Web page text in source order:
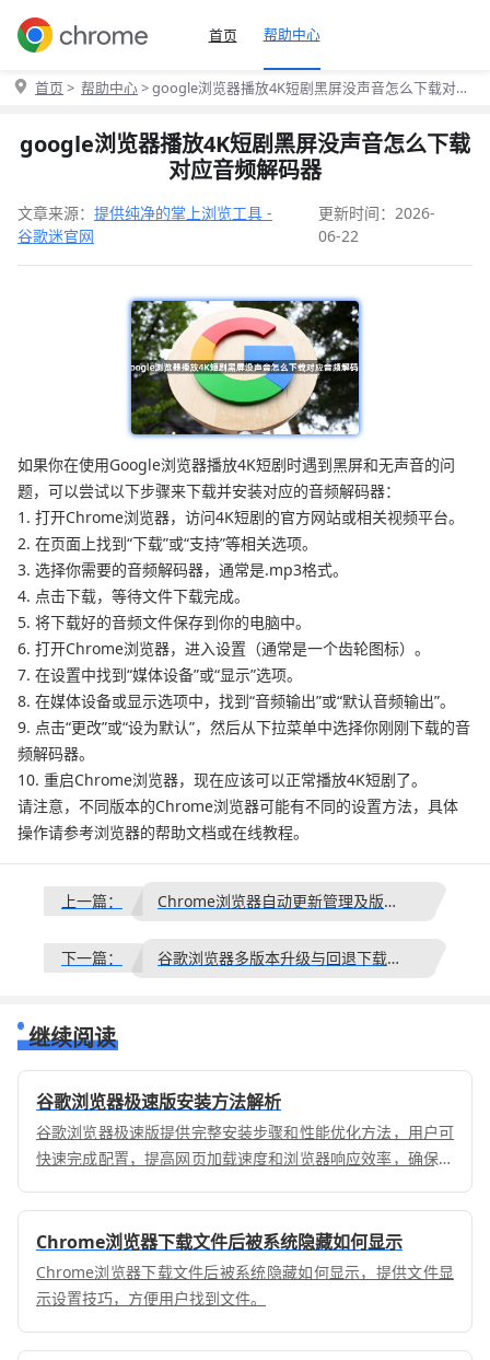
首页 帮助中心
首页 > 帮助中心> google浏览器播放4K短剧黑屏没声音怎么下载对应
google浏览器播放4K短剧黑屏没声音怎么下载
对应音频解码器
文章来源： 提供纯净的掌上浏览工具 -
谷歌迷官网
更新时间：2026-
06-22
如果你在使用Google浏览器播放4K短剧时遇到黑屏和无声音的问
题，可以尝试以下步骤来下载并安装对应的音频解码器：
1. 打开Chrome浏览器，访问4K短剧的官方网站或相关视频平台。
2. 在页面上找到“下载”或“支持”等相关选项。
3. 选择你需要的音频解码器，通常是.mp3格式。
4. 点击下载，等待文件下载完成。
5. 将下载好的音频文件保存到你的电脑中。
6. 打开Chrome浏览器，进入设置（通常是一个齿轮图标）。
7. 在设置中找到“媒体设备”或“显示”选项。
8. 在媒体设备或显示选项中，找到“音频输出”或“默认音频输出”。
9. 点击“更改”或“设为默认”，然后从下拉菜单中选择你刚刚下载的音
频解码器。
10. 重启Chrome浏览器，现在应该可以正常播放4K短剧了。
请注意，不同版本的Chrome浏览器可能有不同的设置方法，具体
操作请参考浏览器的帮助文档或在线教程。
上一篇： Chrome浏览器自动更新管理及版本回退教程
下一篇： 谷歌浏览器多版本升级与回退下载操作
继续阅读
谷歌浏览器极速版安装方法解析
谷歌浏览器极速版提供完整安装步骤和性能优化方法，用户可
快速完成配置，提高网页加载速度和浏览器响应效率，确保上
Chrome浏览器下载文件后被系统隐藏如何显示
Chrome浏览器下载文件后被系统隐藏如何显示，提供文件显
示设置技巧，方便用户找到文件。